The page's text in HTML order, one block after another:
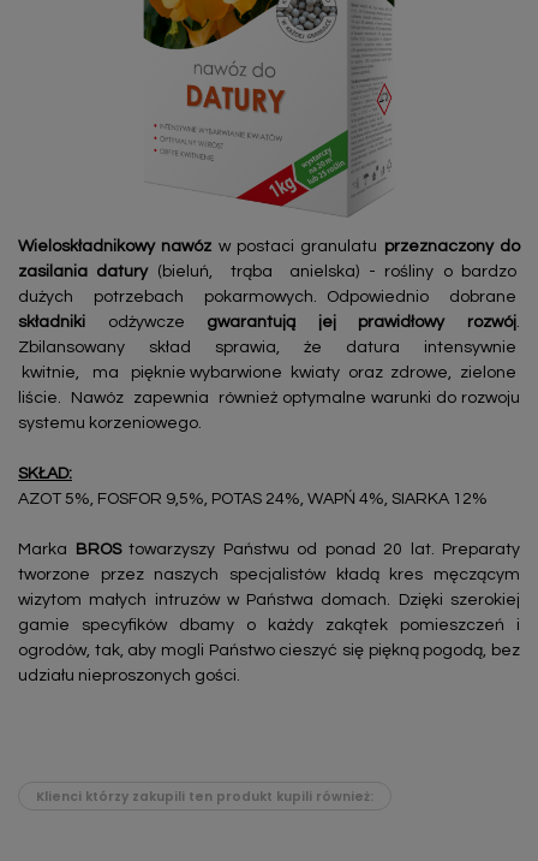
Wieloskładnikowy nawóz w postaci granulatu przeznaczony do
zasilania datury(bieluń, trąba anielska) - rośliny o bardzo
dużych potrzebach pokarmowych. Odpowiednio dobrane
składniki odżywcze gwarantują jej prawidłowy rozwój.
Zbilansowany skład sprawia, że datura intensywnie
kwitnie, ma pięknie wybarwione kwiaty oraz zdrowe, zielone
liście. Nawóz zapewnia również optymalne warunki do rozwoju
systemu korzeniowego.
SKŁAD:
AZOT 5%, FOSFOR 9,5%, POTAS 24%, WAPŃ 4%, SIARKA 12%
Marka BROStowarzyszy Państwu od ponad 20 lat. Preparaty
tworzone przez naszych specjalistów kładą kres męczącym
wizytom małych intruzów w Państwa domach. Dzięki szerokiej
gamie specyfików dbamy o każdy zakątek pomieszczeń i
ogrodów, tak, aby mogli Państwo cieszyć się piękną pogodą, bez
udziału nieproszonych gości.
Klienci którzy zakupili ten produkt kupili również: